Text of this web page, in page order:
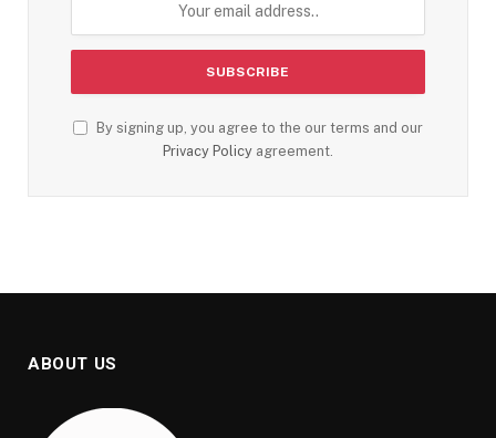
By signing up, you agree to the our terms and our
Privacy Policy agreement.
ABOUT US